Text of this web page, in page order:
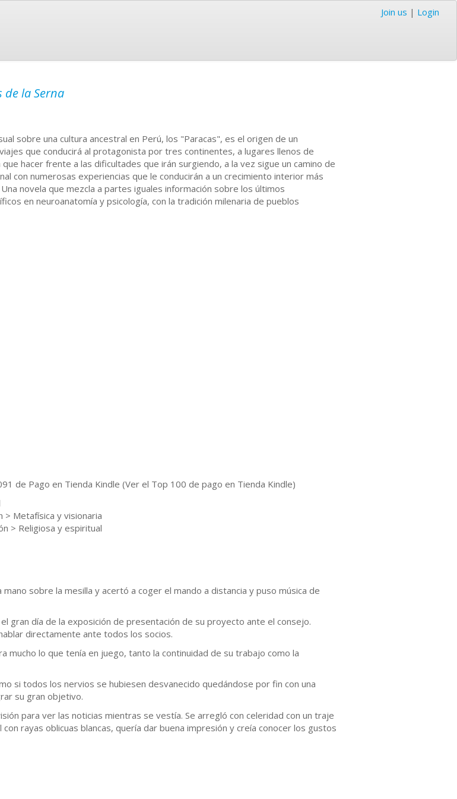
Join us | Login
de la Serna
sobre una cultura ancestral en Perú, los "Paracas", es el origen de un
que conducirá al protagonista por tres continentes, a lugares llenos de
hacer frente a las dificultades que irán surgiendo, a la vez sigue un camino de
con numerosas experiencias que le conducirán a un crecimiento interior más
Una novela que mezcla a partes iguales información sobre los últimos
en neuroanatomía y psicología, con la tradición milenaria de pueblos
de Pago en Tienda Kindle (Ver el Top 100 de pago en Tienda Kindle)
> Metafísica y visionaria
> Religiosa y espiritual
sobre la mesilla y acertó a coger el mando a distancia y puso música de
gran día de la exposición de presentación de su proyecto ante el consejo.
directamente ante todos los socios.
mucho lo que tenía en juego, tanto la continuidad de su trabajo como la
si todos los nervios se hubiesen desvanecido quedándose por fin con una
su gran objetivo.
para ver las noticias mientras se vestía. Se arregló con celeridad con un traje
rayas oblicuas blancas, quería dar buena impresión y creía conocer los gustos